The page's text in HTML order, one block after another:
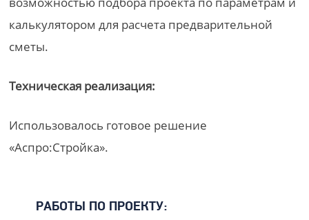
калькулятором для расчета предварительной
сметы.
Техническая реализация:
Использовалось готовое решение
«Аспро:Стройка».
РАБОТЫ ПО ПРОЕКТУ: